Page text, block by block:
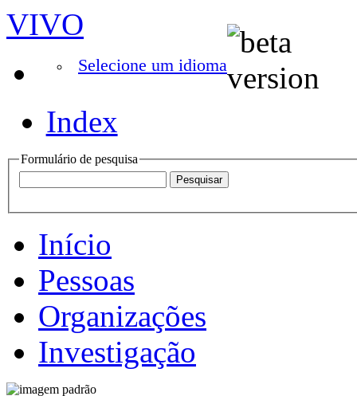
VIVO
Selecione um idioma
Index
Formulário de pesquisa
Início
Pessoas
Organizações
Investigação